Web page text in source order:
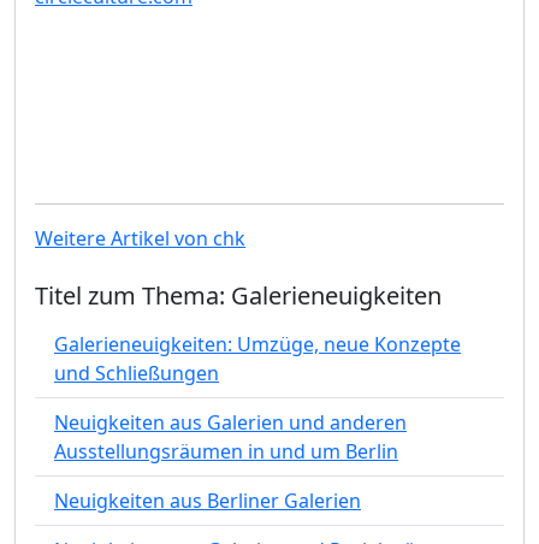
Weitere Artikel von chk
Titel zum Thema: Galerieneuigkeiten
Galerieneuigkeiten: Umzüge, neue Konzepte
und Schließungen
Neuigkeiten aus Galerien und anderen
Ausstellungsräumen in und um Berlin
Neuigkeiten aus Berliner Galerien